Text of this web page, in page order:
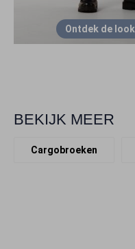
Ontdek de look
BEKIJK MEER
Cargobroeken